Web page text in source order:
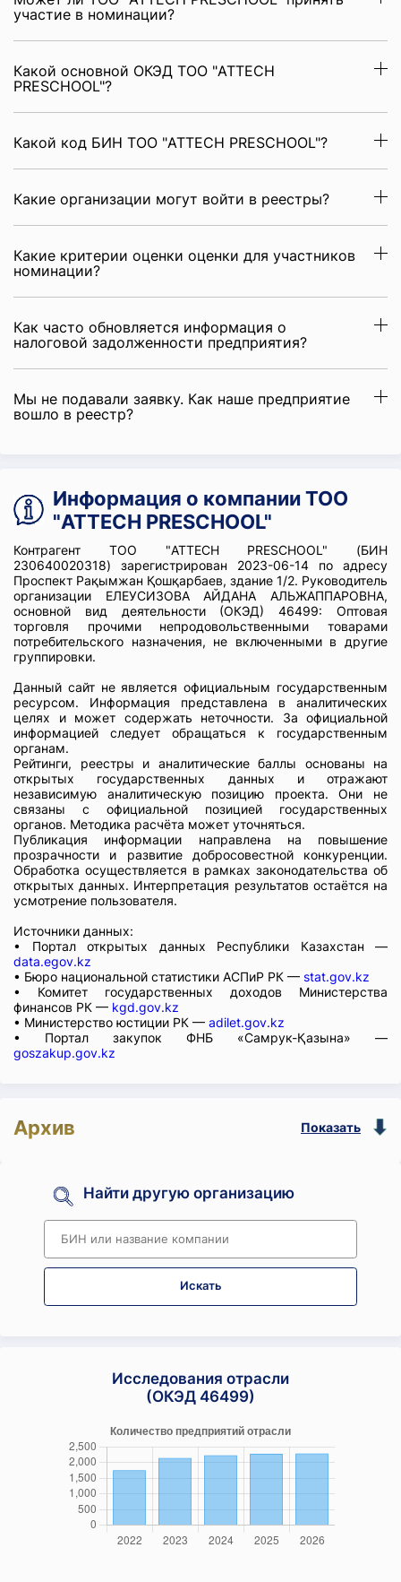
участие в номинации?
Какой основной ОКЭД ТОО "ATTECH
PRESCHOOL"?
Какой код БИН ТОО "ATTECH PRESCHOOL"?
Какие организации могут войти в реестры?
Какие критерии оценки оценки для участников
номинации?
Как часто обновляется информация о
налоговой задолженности предприятия?
Мы не подавали заявку. Как наше предприятие
вошло в реестр?
Информация о компании ТОО
"ATTECH PRESCHOOL"
Контрагент ТОО "ATTECH PRESCHOOL" (БИН
230640020318) зарегистрирован 2023-06-14 по адресу
Проспект Рақымжан Қошқарбаев, здание 1/2. Руководитель
организации ЕЛЕУСИЗОВА АЙДАНА АЛЬЖАППАРОВНА,
основной вид деятельности (ОКЭД) 46499: Оптовая
торговля прочими непродовольственными товарами
потребительского назначения, не включенными в другие
группировки.
Данный сайт не является официальным государственным
ресурсом. Информация представлена в аналитических
целях и может содержать неточности. За официальной
информацией следует обращаться к государственным
органам.
Рейтинги, реестры и аналитические баллы основаны на
открытых государственных данных и отражают
независимую аналитическую позицию проекта. Они не
связаны с официальной позицией государственных
органов. Методика расчёта может уточняться.
Публикация информации направлена на повышение
прозрачности и развитие добросовестной конкуренции.
Обработка осуществляется в рамках законодательства об
открытых данных. Интерпретация результатов остаётся на
усмотрение пользователя.
Источники данных:
• Портал открытых данных Республики Казахстан —
data.egov.kz
• Бюро национальной статистики АСПиР РК — stat.gov.kz
• Комитет государственных доходов Министерства
финансов РК — kgd.gov.kz
• Министерство юстиции РК — adilet.gov.kz
• Портал закупок ФНБ «Самрук-Қазына» —
goszakup.gov.kz
Архив Показать
Найти другую организацию
Искать
Исследования отрасли
(ОКЭД 46499)